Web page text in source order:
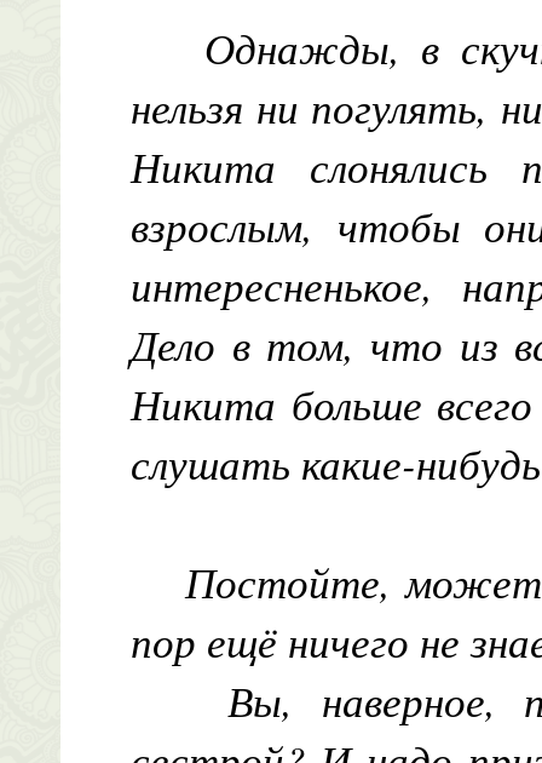
Однажды, в
нельзя ни погулять,
Никита слонялись
взрослым, чтобы
интересненькое,
Дело в том, что из
Никита больше
слушать какие-
Постойте, может
пор ещё ничего не
Вы, наверное,